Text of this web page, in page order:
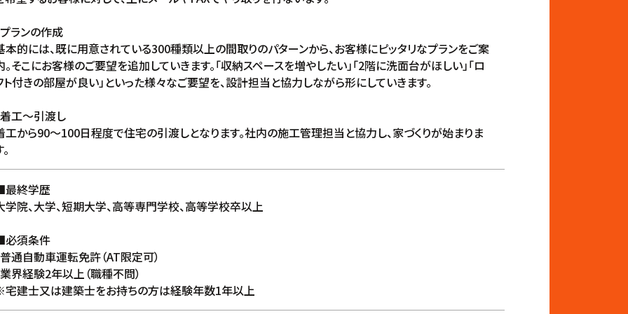
プランの作成
本的には、既に用意されている300種類以上の間取りのパターンから、お客様にピッタリなプランをご案
。そこにお客様のご要望を追加していきます。「収納スペースを増やしたい」「2階に洗面台がほしい」「ロ
ト付きの部屋が良い」といった様々なご要望を、設計担当と協力しながら形にしていきます。
着工〜引渡し
工から90〜100日程度で住宅の引渡しとなります。社内の施工管理担当と協力し、家づくりが始まりま
終学歴
学院、大学、短期大学、高等専門学校、高等学校卒以上
須条件
普通自動車運転免許（AT限定可）
業界経験2年以上（職種不問）
建士又は建築士をお持ちの方は経験年数1年以上